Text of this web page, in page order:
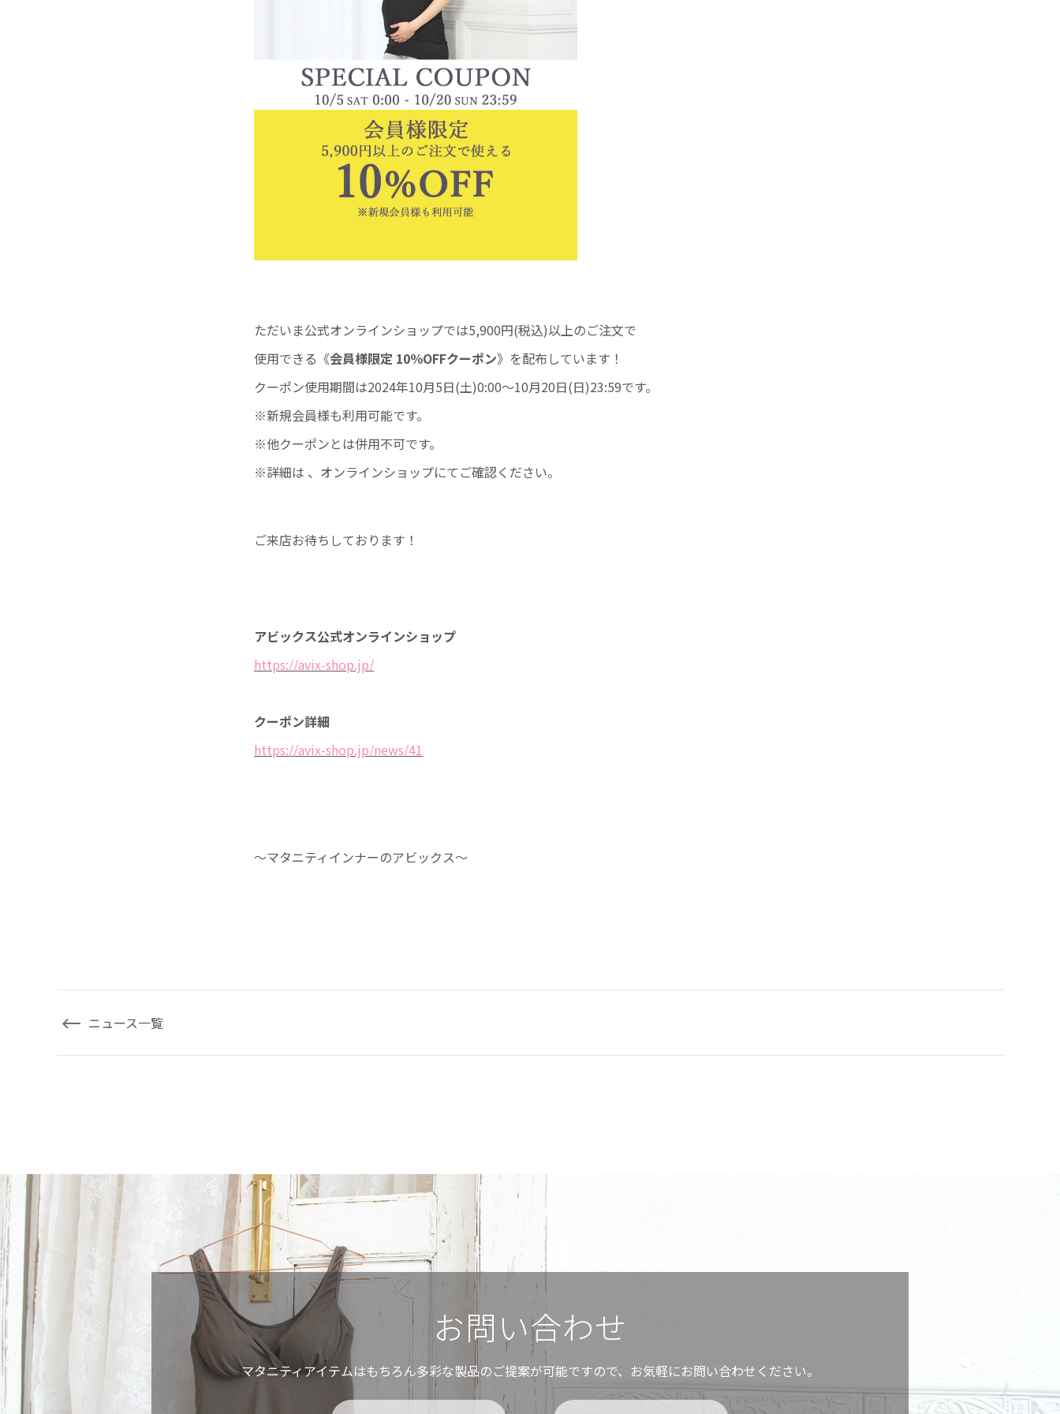
ただいま公式オンラインショップでは5,900円(税込)以上のご注文で
使用できる《会員様限定 10％OFFクーポン》を配布しています！
クーポン使用期間は2024年10月5日(土)0:00～10月20日(日)23:59です。
※新規会員様も利用可能です。
※他クーポンとは併用不可です。
※詳細は 、オンラインショップにてご確認ください。
ご来店お待ちしております！
アビックス公式オンラインショップ
https://avix-shop.jp/
クーポン詳細
https://avix-shop.jp/news/41
～マタニティインナーのアビックス～
ニュース一覧
お問い合わせ
マタニティアイテムはもちろん多彩な製品のご提案が可能ですので、お気軽にお問い合わせください。